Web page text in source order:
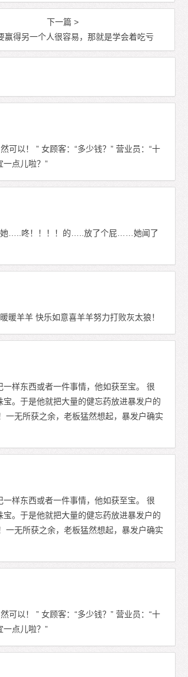
下一篇 >
赢得另一个人很容易，那就是学会着吃亏
可以！ ” 女顾客：“多少钱？” 营业员：“十
一点儿啦？”
咚！！！！的…..放了个屁……她闻了
暖羊羊 快乐如意喜羊羊努力打败灰太狼！
样东西或者一件事情，他如获至宝。 很
。于是他就把大量的健忘药放进暴发户的
一无所获之余，老板猛然想起，暴发户确实
样东西或者一件事情，他如获至宝。 很
。于是他就把大量的健忘药放进暴发户的
一无所获之余，老板猛然想起，暴发户确实
可以！ ” 女顾客：“多少钱？” 营业员：“十
一点儿啦？”